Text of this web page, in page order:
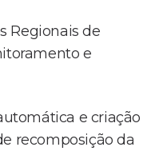
Regionais de
e
e criação
recomposição da